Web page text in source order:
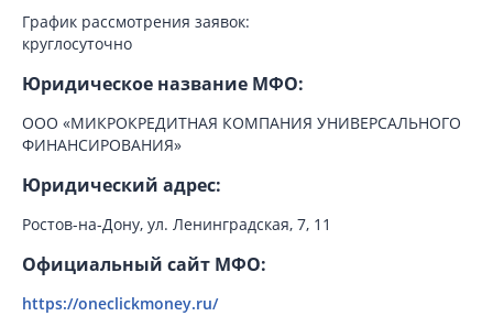
График рассмотрения заявок:
круглосуточно
Юридическое название МФО:
ООО «МИКРОКРЕДИТНАЯ КОМПАНИЯ УНИВЕРСАЛЬНОГО
ФИНАНСИРОВАНИЯ»
Юридический адрес:
Ростов-на-Дону, ул. Ленинградская, 7, 11
Официальный сайт МФО:
https://oneclickmoney.ru/